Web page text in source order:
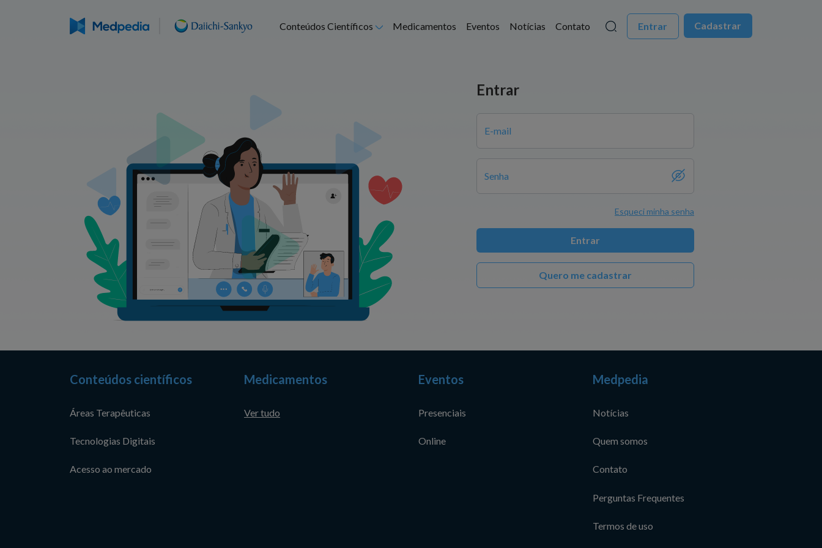
Conteúdos CientíficosAbrir submenu
Medicamentos Eventos Notícias Contato Entrar Cadastrar
Entrar
E-mail
Senha
Esqueci minha senha
Entrar
Quero me cadastrar
Conteúdos científicos
Áreas Terapêuticas
Tecnologias Digitais
Acesso ao mercado
Medicamentos
Ver tudo
Eventos
Presenciais
Online
Medpedia
Notícias
Quem somos
Contato
Perguntas Frequentes
Termos de uso